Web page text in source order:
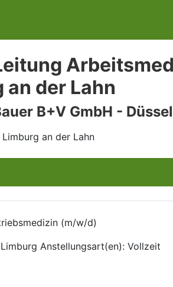
an der Lahn
B+V GmbH -
Limburg an der Lahn
(m/w/d)
Anstellungsart(en): Vollzeit